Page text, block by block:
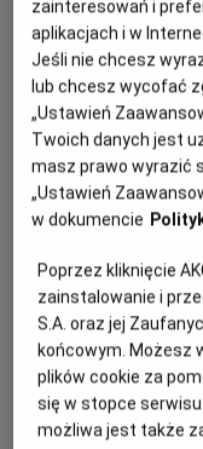
PREMIERA
27 czerwca 2025
REŻYSERIA
Gerard Johnstone
OBSADA
Allison Williams,
WYBIERZ SWOJE
ABY ZOBACZYĆ
Bełchatów-
Białystok -
Białystok
Białystok-
Bielsko-Biała-
Bydgoszcz-
Dąbrowa
Gdańsk-
Helios
Gdańsk-
Helios
Gdynia-Helios
zainteresowań i
aplikacjach i w
Jeśli nie chcesz
lub chcesz wycofać
„Ustawień
Twoich danych jest
masz prawo wyrazić
„Ustawień
w dokumencie
Poprzez kliknięcie
zainstalowanie i
S.A. oraz jej
końcowym. Możesz
plików cookie za
się w stopce
możliwa jest także